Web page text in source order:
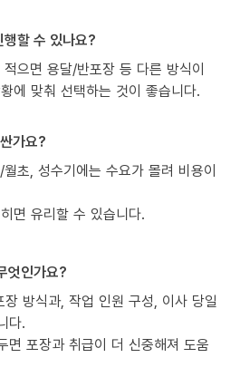
할 수 있나요?
으면 용달/반포장 등 다른 방식이
에 맞춰 선택하는 것이 좋습니다.
가요?
초, 성수기에는 수요가 몰려 비용이
면 유리할 수 있습니다.
엇인가요?
방식과, 작업 인원 구성, 이사 당일
다.
면 포장과 취급이 더 신중해져 도움